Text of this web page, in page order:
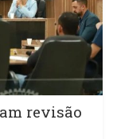
revisão